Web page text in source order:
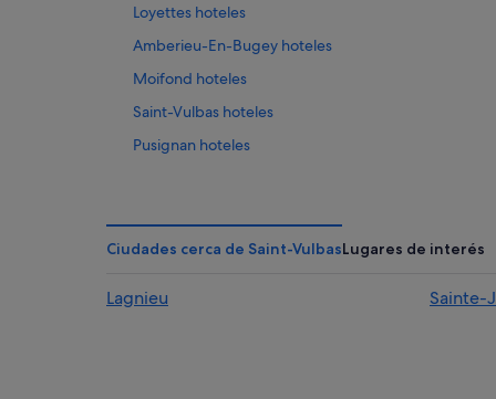
Loyettes hoteles
Amberieu-En-Bugey hoteles
Moifond hoteles
Saint-Vulbas hoteles
Pusignan hoteles
Sainte-Croix hoteles
Tignieu-Jameyzieu hoteles
Ciudades cerca de Saint-VulbasLugares de interés
Lagnieu Sainte-